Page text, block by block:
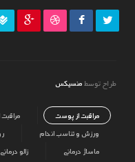
طراح توسط منسیکس
مراقبت از پوست مراقبت
ورزش و تناسب اندام
ماساژ درمانی
زالو درمانی